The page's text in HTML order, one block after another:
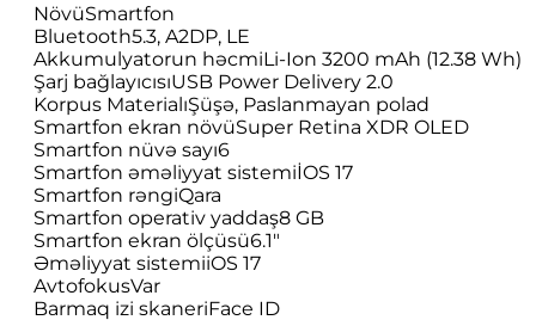
NövüSmartfon
Bluetooth5.3, A2DP, LE
Akkumulyatorun həcmiLi-Ion 3200 mAh (12.38 Wh)
Şarj bağlayıcısıUSB Power Delivery 2.0
Korpus MaterialıŞüşə, Paslanmayan polad
Smartfon ekran növüSuper Retina XDR OLED
Smartfon nüvə sayı6
Smartfon əməliyyat sistemiİOS 17
Smartfon rəngiQara
Smartfon operativ yaddaş8 GB
Smartfon ekran ölçüsü6.1"
Əməliyyat sistemiiOS 17
AvtofokusVar
Barmaq izi skaneriFace ID